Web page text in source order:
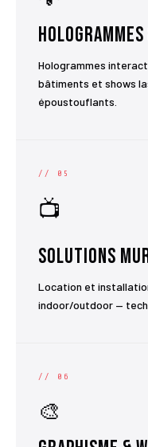
Hologrammes
Hologrammes
bâtiments et shows
époustouflants.
// 05
📺
Solutions Mur
Location et
indoor/outdoor —
// 06
🎨